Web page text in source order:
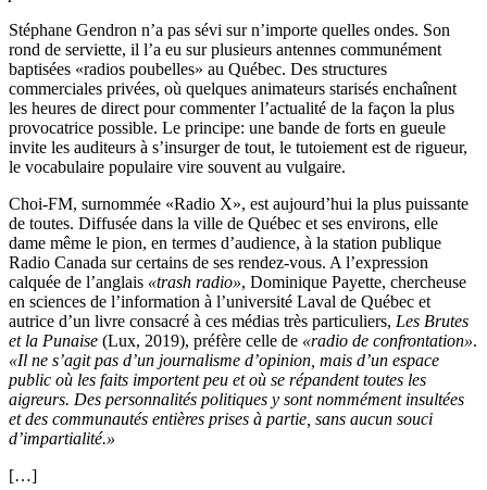
Stéphane Gendron n’a pas sévi sur n’importe quelles ondes. Son
rond de serviette, il l’a eu sur plusieurs antennes communément
baptisées «radios poubelles» au Québec. Des structures
commerciales privées, où quelques animateurs starisés enchaînent
les heures de direct pour commenter l’actualité de la façon la plus
provocatrice possible. Le principe: une bande de forts en gueule
invite les auditeurs à s’insurger de tout, le tutoiement est de rigueur,
le vocabulaire populaire vire souvent au vulgaire.
Choi-FM, surnommée «Radio X», est aujourd’hui la plus puissante
de toutes. Diffusée dans la ville de Québec et ses environs, elle
dame même le pion, en termes d’audience, à la station publique
Radio Canada sur certains de ses rendez-vous. A l’expression
calquée de l’anglais «trash radio», Dominique Payette, chercheuse
en sciences de l’information à l’université Laval de Québec et
autrice d’un livre consacré à ces médias très particuliers, Les Brutes
et la Punaise (Lux, 2019), préfère celle de «radio de confrontation».
«Il ne s’agit pas d’un journalisme d’opinion, mais d’un espace
public où les faits importent peu et où se répandent toutes les
aigreurs. Des personnalités politiques y sont nommément insultées
et des communautés entières prises à partie, sans aucun souci
d’impartialité.»
[…]